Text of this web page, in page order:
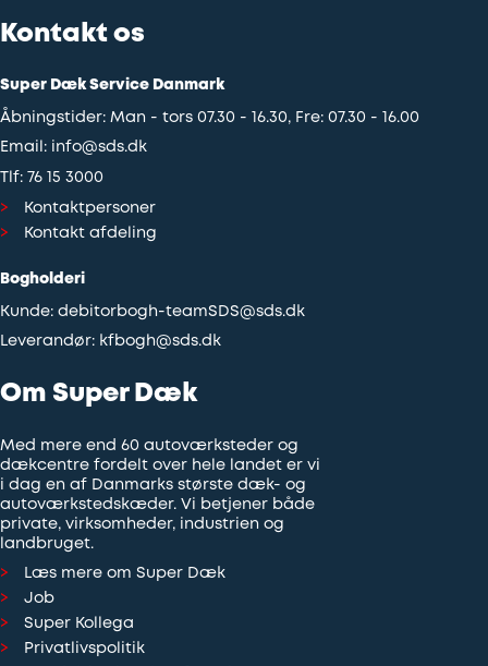
Kontakt os
Super Dæk Service Danmark
Åbningstider: Man - tors 07.30 - 16.30, Fre: 07.30 - 16.00
Email: info@sds.dk
Tlf: 76 15 3000
Kontaktpersoner
Kontakt afdeling
Bogholderi
Kunde: debitorbogh-teamSDS@sds.dk
Leverandør: kfbogh@sds.dk
Om Super Dæk
Med mere end 60 autoværksteder og
dækcentre fordelt over hele landet er vi
i dag en af Danmarks største dæk- og
autoværkstedskæder. Vi betjener både
private, virksomheder, industrien og
landbruget.
Læs mere om Super Dæk
Job
Super Kollega
Privatlivspolitik